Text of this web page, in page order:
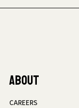
ABOUT
CAREERS